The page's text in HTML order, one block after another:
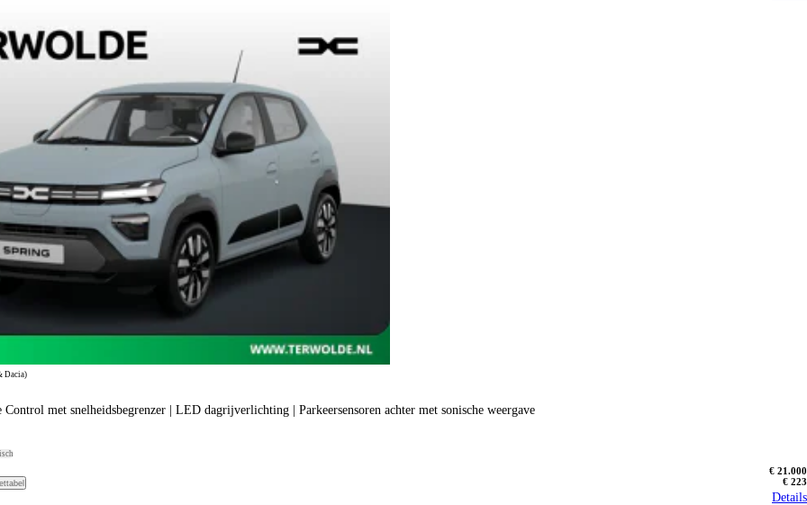
Dacia)
Control met snelheidsbegrenzer | LED dagrijverlichting | Parkeersensoren achter met sonische weergave
€ 21.000
€ 223
Details